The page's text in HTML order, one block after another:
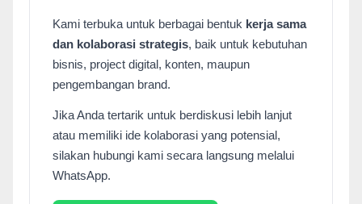
Kami terbuka untuk berbagai bentuk kerja sama
dan kolaborasi strategis, baik untuk kebutuhan
bisnis, project digital, konten, maupun
pengembangan brand.
Jika Anda tertarik untuk berdiskusi lebih lanjut
atau memiliki ide kolaborasi yang potensial,
silakan hubungi kami secara langsung melalui
WhatsApp.